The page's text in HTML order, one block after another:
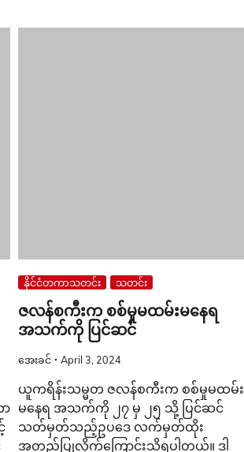
နိုင်ငံတကာသတင်း သတင်း
ဇလန်စကီးက စစ်မှုမထမ်းမနေရ
အသက်ကို ပြင်ဆင်
အေးခင် April 3, 2024
ယူကရိန်းသမ္မတ ဇလန်စကီးက စစ်မှုမထမ်း
မနေရ အသက်ကို ၂၇ မှ ၂၅ သို့ ပြင်ဆင်
သတ်မှတ်သည့်ဥပဒေ လက်မှတ်ထိုး
အတည်ပြုလိုက်ကြောင်းသိရပါတယ်။ ဒါ